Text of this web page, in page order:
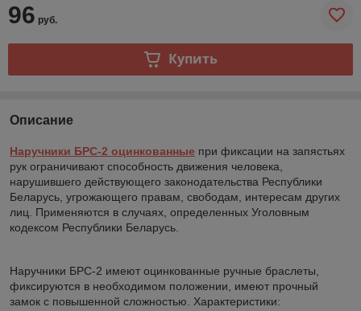
96 руб.
Купить
Описание
Наручники БРС-2 оцинкованные при фиксации на запястьях
рук ограничивают способность движения человека,
нарушившего действующего законодательства Республики
Беларусь, угрожающего правам, свободам, интересам других
лиц. Применяются в случаях, определенных Уголовным
кодексом Республики Беларусь.
Наручники БРС-2 имеют оцинкованные ручные браслеты,
фиксируются в необходимом положении, имеют прочный
замок с повышенной сложностью. Характеристики: